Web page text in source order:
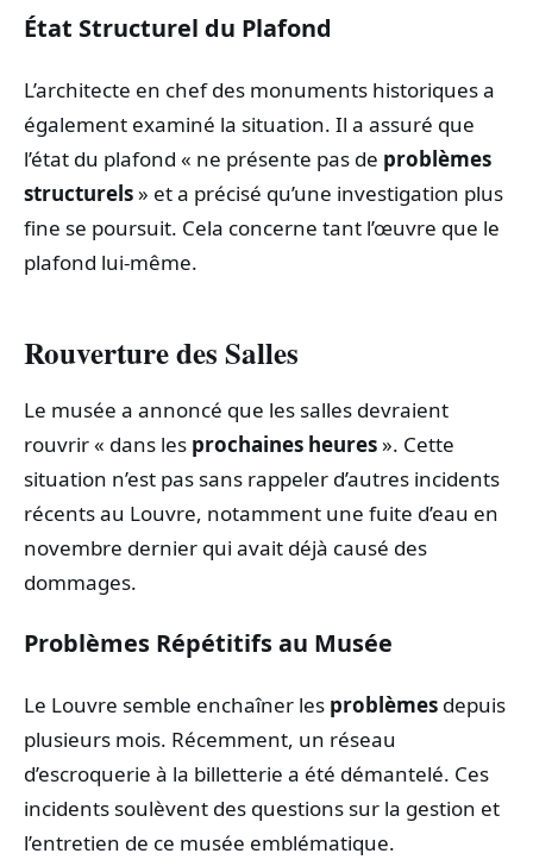
État Structurel du Plafond
L’architecte en chef des monuments historiques a
également examiné la situation. Il a assuré que
l’état du plafond « ne présente pas de problèmes
structurels» et a précisé qu’une investigation plus
fine se poursuit. Cela concerne tant l’œuvre que le
plafond lui-même.
Rouverture des Salles
Le musée a annoncé que les salles devraient
rouvrir « dans les prochaines heures». Cette
situation n’est pas sans rappeler d’autres incidents
récents au Louvre, notamment une fuite d’eau en
novembre dernier qui avait déjà causé des
dommages.
Problèmes Répétitifs au Musée
Le Louvre semble enchaîner les problèmes depuis
plusieurs mois. Récemment, un réseau
d’escroquerie à la billetterie a été démantelé. Ces
incidents soulèvent des questions sur la gestion et
l’entretien de ce musée emblématique.